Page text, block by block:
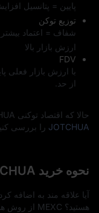
پایین = پتانسیل
توزیع توکن
شفاف = اعتماد
ارزش بازار بالا
FDV
با ارزش بازار فعلی
از حد.
حالا که اقتصاد توکنی JOTCHUA را درک کردید، قیمت زنده توکن
JOTCHUA را بررسی
نحوه خرید JOTCHUA